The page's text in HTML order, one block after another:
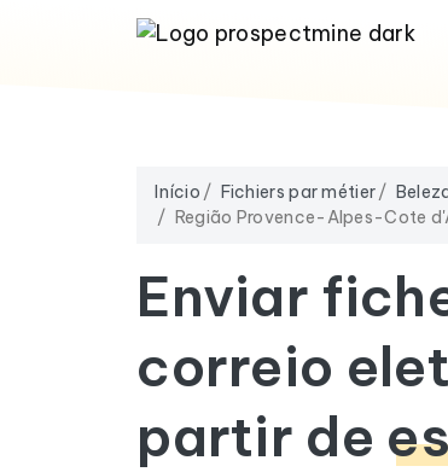
Início Fichiers par métier
Região Provence-Alpes-Cote
Enviar
correio
partir de